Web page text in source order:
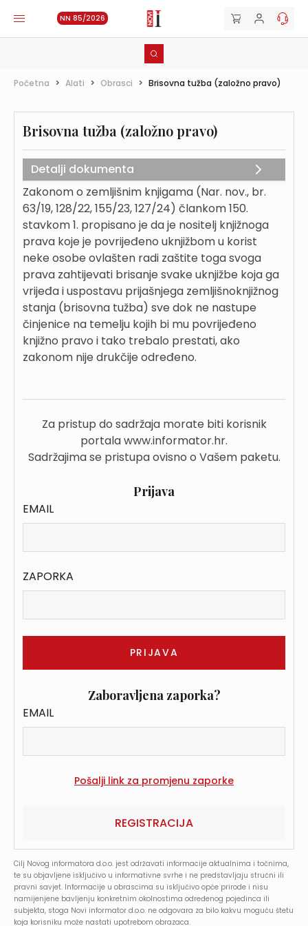
NN 85/2026
Početna > Alati > Obrasci > Brisovna tužba (založno pravo)
Brisovna tužba (založno pravo)
Detalji dokumenta
Zakonom o zemljišnim knjigama (Nar. nov., br.
63/19, 128/22, 155/23, 127/24) člankom 150.
stavkom 1. propisano je da je nositelj knjižnoga
prava koje je povrijeđeno uknjižbom u korist
neke osobe ovlašten radi zaštite toga svoga
prava zahtijevati brisanje svake uknjižbe koja ga
vrijeđa i uspostavu prijašnjega zemljišnoknjižnog
stanja (brisovna tužba) sve dok ne nastupe
činjenice na temelju kojih bi mu povrijeđeno
knjižno pravo i tako trebalo prestati, ako
zakonom nije drukčije određeno.
Za pristup do sadržaja morate biti korisnik
portala www.informator.hr.
Sadržajima se pristupa ovisno o Vašem paketu.
Prijava
EMAIL
ZAPORKA
Zaboravljena zaporka?
EMAIL
REGISTRACIJA
Cilj Novog informatora d.o.o. jest održavati informacije aktualnima i točnima,
te su objavljene isključivo u informativne svrhe i ne predstavljaju stručni ili
pravni savjet. Informacije u obrascima su isključivo opće prirode i nisu
namijenjene bavljenju konkretnim okolnostima određenog pojedinca ili
subjekta, stoga Novi informator d.o.o. ne odgovara za bilo kakvu moguću štetu
koja korisniku može nastati upotrebom obrazaca.